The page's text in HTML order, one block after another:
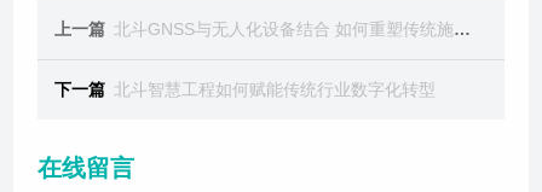
上一篇 北斗GNSS与无人化设备结合 如何重塑传统施工模式？
下一篇 北斗智慧工程如何赋能传统行业数字化转型
在线留言